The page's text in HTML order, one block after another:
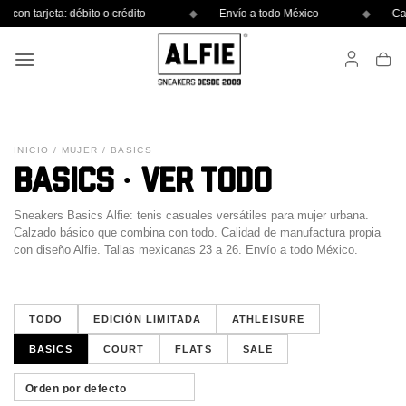
Skip
content
con tarjeta: débito o crédito Envío a todo México
INICIO / MUJER / BASICS
BASICS · VER TODO
Sneakers Basics Alfie: tenis casuales versátiles para mujer urbana.
Calzado básico que combina con todo. Calidad de manufactura propia
con diseño Alfie. Tallas mexicanas 23 a 26. Envío a todo México.
TODO EDICIÓN LIMITADA ATHLEISURE
BASICS COURT FLATS SALE